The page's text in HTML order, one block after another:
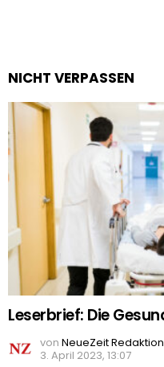
NICHT VERPASSEN
Leserbrief: Die
von NeueZeit Redaktion
3. April 2023, 13:07